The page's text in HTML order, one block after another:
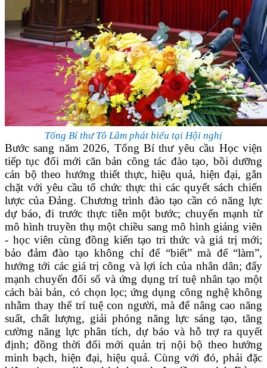
Tổng Bí thư Tô Lâm phát biểu tại Hội nghị
Bước sang năm 2026, Tổng Bí thư yêu cầu Học viện
tiếp tục đổi mới căn bản công tác đào tạo, bồi dưỡng
cán bộ theo hướng thiết thực, hiệu quả, hiện đại, gắn
chặt với yêu cầu tổ chức thực thi các quyết sách chiến
lược của Đảng. Chương trình đào tạo cần có năng lực
dự báo, đi trước thực tiễn một bước; chuyển mạnh từ
mô hình truyền thụ một chiều sang mô hình giảng viên
- học viên cùng đồng kiến tạo tri thức và giá trị mới;
bảo đảm đào tạo không chỉ để “biết” mà để “làm”,
hướng tới các giá trị công và lợi ích của nhân dân; đẩy
mạnh chuyển đổi số và ứng dụng trí tuệ nhân tạo một
cách bài bản, có chọn lọc; ứng dụng công nghệ không
nhằm thay thế trí tuệ con người, mà để nâng cao năng
suất, chất lượng, giải phóng năng lực sáng tạo, tăng
cường năng lực phân tích, dự báo và hỗ trợ ra quyết
định; đồng thời đổi mới quản trị nội bộ theo hướng
minh bạch, hiện đại, hiệu quả. Cùng với đó, phải đặc